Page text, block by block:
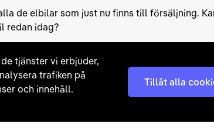
tjänster vi erbjuder,
trafiken på
och innehåll.
Tillåt alla
de elbilar som just nu finns till försäljning.
redan idag?
Se begagnade elbilar